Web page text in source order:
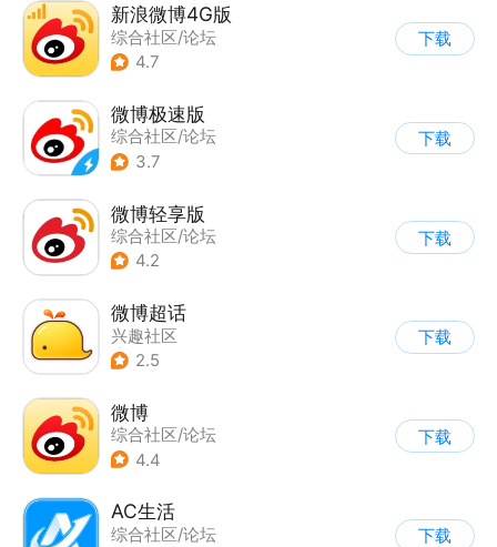
新浪微博4G版
综合社区/论坛
4.7
下载
微博极速版
综合社区/论坛
3.7
下载
微博轻享版
综合社区/论坛
4.2
下载
微博超话
兴趣社区
| 综合社区/论坛
2.5
下载
微博
综合社区/论坛
4.4
下载
AC生活
综合社区/论坛
下载